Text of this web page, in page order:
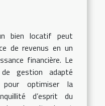
bien locatif peut
de revenus en un
financière. Le
gestion adapté
pour optimiser la
d’esprit du